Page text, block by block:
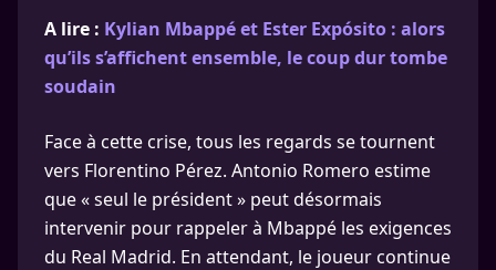
A lire : Kylian Mbappé et Ester Expósito : alors
qu’ils s’affichent ensemble, le coup dur tombe
soudain
Face à cette crise, tous les regards se tournent
vers Florentino Pérez. Antonio Romero estime
que « seul le président » peut désormais
intervenir pour rappeler à Mbappé les exigences
du Real Madrid. En attendant, le joueur continue